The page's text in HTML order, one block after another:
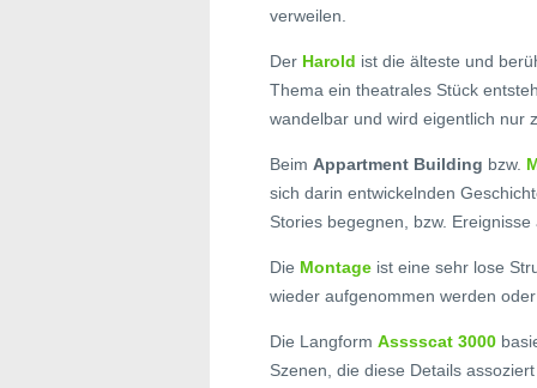
verweilen.
Der Harold ist die älteste und
Thema ein theatrales Stück
wandelbar und wird eigentlich nur
Beim Appartment Building bzw.
sich darin entwickelnden
Stories begegnen, bzw.
Die Montage ist eine sehr lose
wieder aufgenommen werden
Die Langform Asssscat 3000
Szenen, die diese Details